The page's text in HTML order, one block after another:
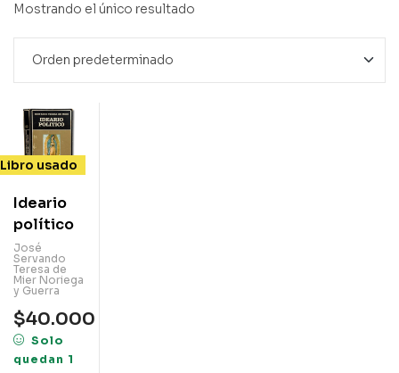
Mostrando el único resultado
Libro usado
Ideario
político
José
Servando
Teresa de
Mier Noriega
y Guerra
$40.000
Solo
quedan 1